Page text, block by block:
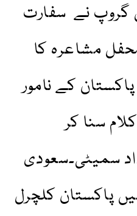
گروپ نے سفارت
مشاعرہ کا
کے نامور
سنا کر
سمیٹی۔سعودی
پاکستان کلچرل